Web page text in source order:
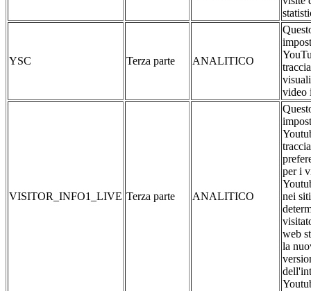
YSC Terza parte ANALITICO
video
VISITOR_INFO1_LIVE Terza parte ANALITICO
per i
nei
web
la